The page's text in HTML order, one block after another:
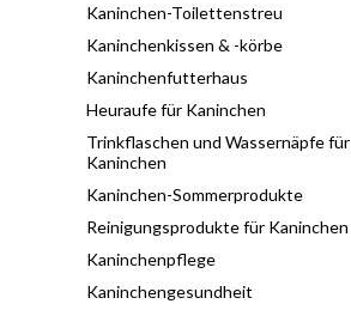
Kaninchen-Toilettenstreu
Kaninchenkissen & -körbe
Kaninchenfutterhaus
Heuraufe für Kaninchen
Trinkflaschen und Wassernäpfe für
Kaninchen
Kaninchen-Sommerprodukte
Reinigungsprodukte für Kaninchen
Kaninchenpflege
Kaninchengesundheit